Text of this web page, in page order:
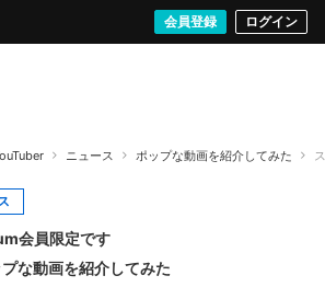
会員登録 ログイン
音楽・映像 ゲームストリート
ニュース ポップな動画を紹介してみた
会員限定です
な動画を紹介してみた